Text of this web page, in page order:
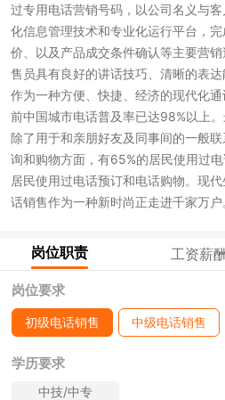
过专用电话营销号码，以公司名义与
化信息管理技术和专业化运行平台，
价、以及产品成交条件确认等主要营
售员具有良好的讲话技巧、清晰的表
作为一种方便、快捷、经济的现代化
前中国城市电话普及率已达98%以上
除了用于和亲朋好友及同事间的一般
询和购物方面，有65%的居民使用过
居民使用过电话预订和电话购物。现
话销售作为一种新时尚正走进千家万户
岗位职责 工资薪
岗位要求
初级电话销售 中级电话销售
学历要求
中技/中专